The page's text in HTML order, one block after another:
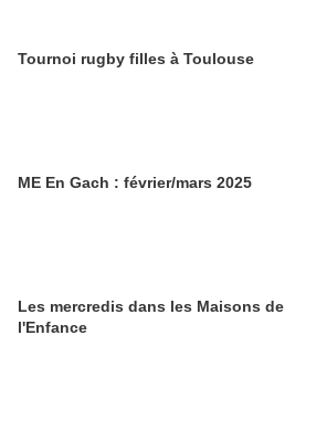
Tournoi rugby filles à Toulouse
ME En Gach : février/mars 2025
Les mercredis dans les Maisons de
l'Enfance